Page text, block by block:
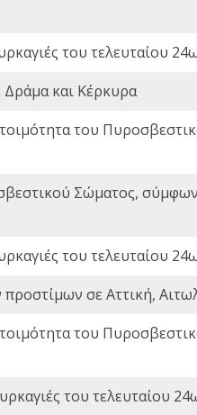
του τελευταίου
και Κέρκυρα
του
Σώματος,
του τελευταίου
σε Αττική,
του
του